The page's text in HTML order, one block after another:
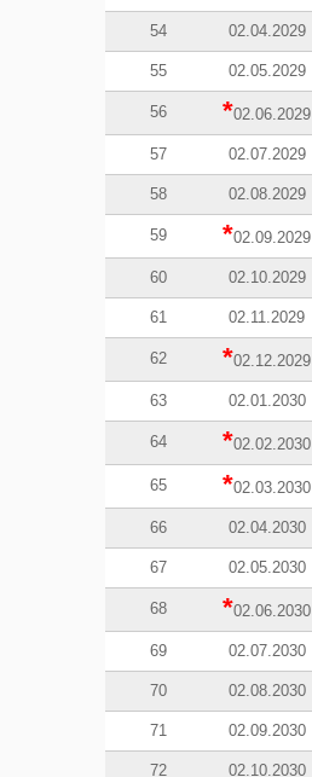
54 02.04.2029
55 02.05.2029
56 *02.06.2029
57 02.07.2029
58 02.08.2029
59 *02.09.2029
60 02.10.2029
61 02.11.2029
62 *02.12.2029
63 02.01.2030
64 *02.02.2030
65 *02.03.2030
66 02.04.2030
67 02.05.2030
68 *02.06.2030
69 02.07.2030
70 02.08.2030
71 02.09.2030
72 02.10.2030